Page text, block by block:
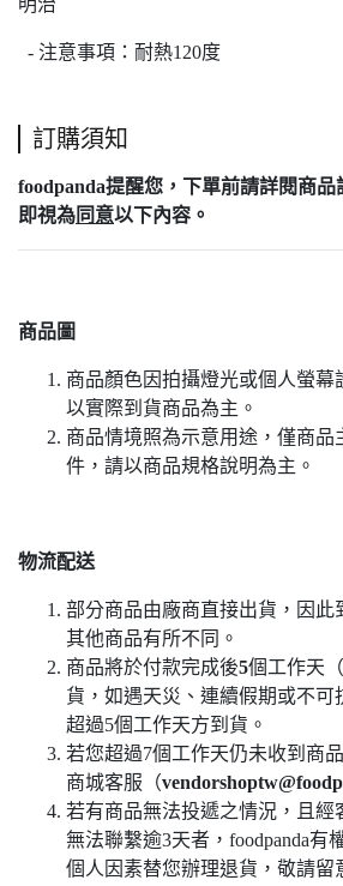
明治
- 注意事項：耐熱120度
訂購須知
foodpanda提醒您，下單前請詳閱商品
即視為同意以下內容。
商品圖
商品顏色因拍攝燈光或個人螢幕
以實際到貨商品為主。
商品情境照為示意用途，僅商品
件，請以商品規格說明為主。
物流配送
部分商品由廠商直接出貨，因此
其他商品有所不同。
商品將於付款完成後5個工作天
貨，如遇天災、連續假期或不可
超過5個工作天方到貨。
若您超過7個工作天仍未收到商
商城客服（
若有商品無法投遞之情況，且經
無法聯繫逾3天者，foodpanda有
個人因素替您辦理退貨，敬請留